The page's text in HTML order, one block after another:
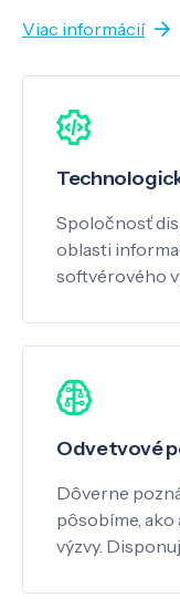
Viac informácií
Spoločnosť
oblasti
softvérového
Odvetvové
Dôverne
pôsobíme,
výzvy.